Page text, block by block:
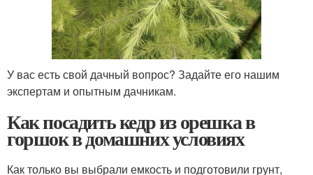
У вас есть свой дачный вопрос? Задайте его нашим
экспертам и опытным дачникам.
Как посадить кедр из орешка в
горшок в домашних условиях
Как только вы выбрали емкость и подготовили грунт,